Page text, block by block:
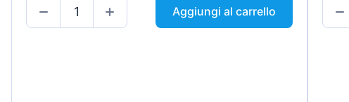
Aggiungi al carrello